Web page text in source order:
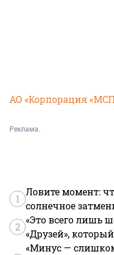
АО «Корпорация
Реклама.
1
Ловите момент:
солнечное
2
«Это всего лишь
«Друзей»,
«Минус —